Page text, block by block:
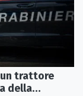
trattore
della